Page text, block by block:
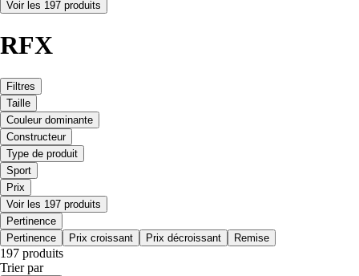
Voir les 197 produits
RFX
Filtres
Taille
Couleur dominante
Constructeur
Type de produit
Sport
Prix
Voir les 197 produits
Pertinence
Pertinence
Prix croissant Prix décroissant Remise
197 produits
Trier par